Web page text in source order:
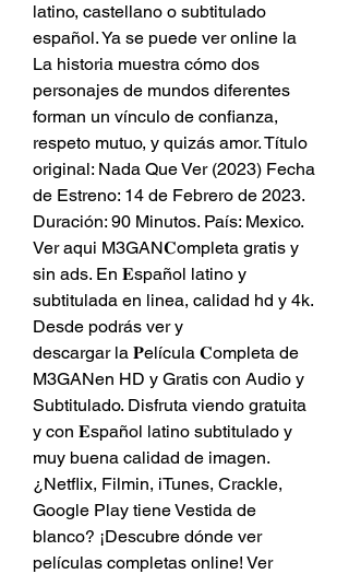
latino, castellano o subtitulado
español. Ya se puede ver online la
La historia muestra cómo dos
personajes de mundos diferentes
forman un vínculo de confianza,
respeto mutuo, y quizás amor. Título
original: Nada Que Ver (2023) Fecha
de Estreno: 14 de Febrero de 2023.
Duración: 90 Minutos. País: Mexico.
Ver aqui M3GAN𝐂ompleta gratis y
sin ads. En 𝐄spañol latino y
subtitulada en linea, calidad hd y 4k.
Desde podrás ver y
descargar la 𝐏elícula 𝐂ompleta de
M3GANen HD y Gratis con Audio y
Subtitulado. Disfruta viendo gratuita
y con 𝐄spañol latino subtitulado y
muy buena calidad de imagen.
¿Netflix, Filmin, iTunes, Crackle,
Google Play tiene Vestida de
blanco? ¡Descubre dónde ver
películas completas online! Ver